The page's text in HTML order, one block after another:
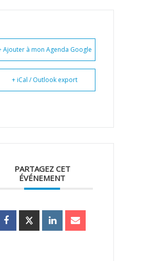
Ajouter à mon Agenda Google
+ iCal / Outlook export
PARTAGEZ CET
ÉVÉNEMENT